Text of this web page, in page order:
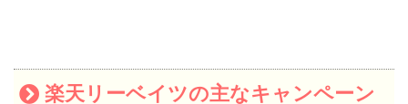
楽天リーベイツの主なキャンペーン